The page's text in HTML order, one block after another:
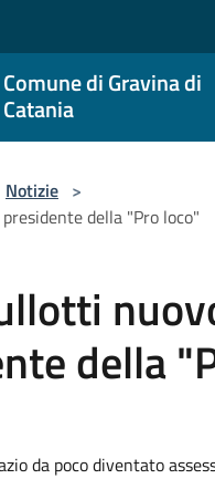
Comune di Gravina di
Catania
Notizie >
della "Pro loco"
della
da poco diventato